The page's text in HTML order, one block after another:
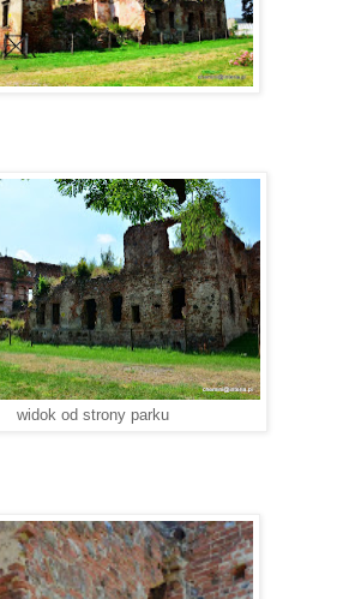
widok od strony parku